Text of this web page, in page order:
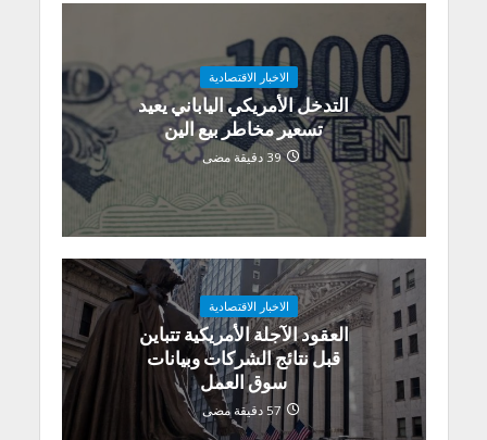
الاخبار الاقتصادية
التدخل الأمريكي الياباني يعيد
تسعير مخاطر بيع الين
39 دقيقة مضى
الاخبار الاقتصادية
العقود الآجلة الأمريكية تتباين
قبل نتائج الشركات وبيانات
سوق العمل
57 دقيقة مضى